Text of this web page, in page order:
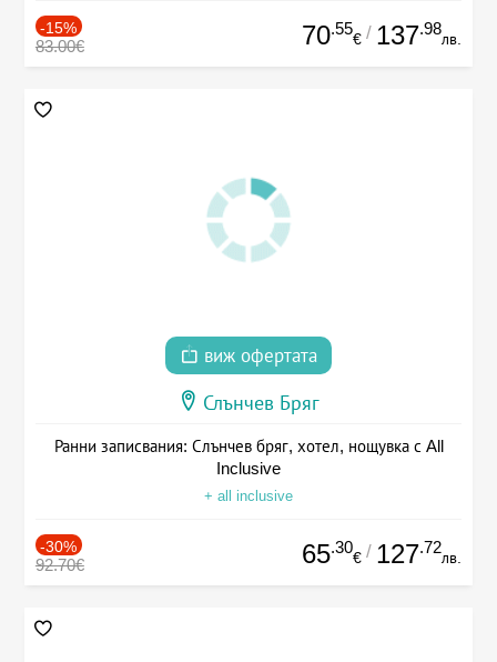
-15%
83.00€ 70.55
€ / 137.98
лв.
виж офертата
Слънчев Бряг
Ранни записвания: Слънчев бряг, хотел, нощувка с All
Inclusive
+ all inclusive
-30%
92.70€ 65.30
€ / 127.72
лв.